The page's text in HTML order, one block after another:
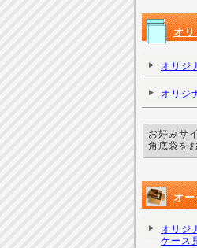
オ
オリジ
オリジ
お好みサ
角底袋を
オ
オリジ
ケース